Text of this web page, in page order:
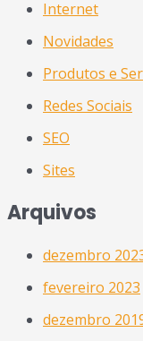
Internet
Novidades
Produtos e
Redes Sociais
SEO
Sites
Arquivos
dezembro
fevereiro 2023
dezembro